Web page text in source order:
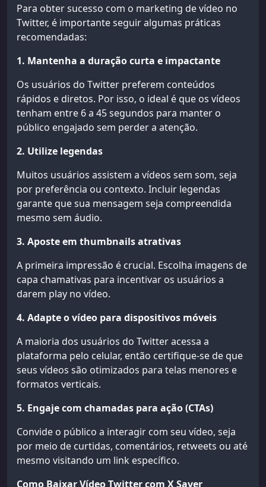
Para obter sucesso com o marketing de vídeo no
Twitter, é importante seguir algumas práticas
recomendadas:
1. Mantenha a duração curta e impactante
Os usuários do Twitter preferem conteúdos
rápidos e diretos. Por isso, o ideal é que os vídeos
tenham entre 6 a 45 segundos para manter o
público engajado sem perder a atenção.
2. Utilize legendas
Muitos usuários assistem a vídeos sem som, seja
por preferência ou contexto. Incluir legendas
garante que sua mensagem seja compreendida
mesmo sem áudio.
3. Aposte em thumbnails atrativas
A primeira impressão é crucial. Escolha imagens de
capa chamativas para incentivar os usuários a
darem play no vídeo.
4. Adapte o vídeo para dispositivos móveis
A maioria dos usuários do Twitter acessa a
plataforma pelo celular, então certifique-se de que
seus vídeos são otimizados para telas menores e
formatos verticais.
5. Engaje com chamadas para ação (CTAs)
Convide o público a interagir com seu vídeo, seja
por meio de curtidas, comentários, retweets ou até
mesmo visitando um link específico.
Como Baixar Vídeo Twitter com X Saver